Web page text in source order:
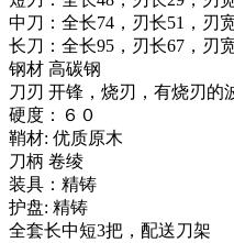
中刀：全长74，刃长51，刃
长刀：全长95，刃长67，刃
钢材 高碳钢
刀刃 开锋，烧刃，有烧刃的
硬度：６０
鞘材: 优质原木
刀柄 卷绫
装具：精铸
护盘: 精铸
全套长中短3把，配送刀架